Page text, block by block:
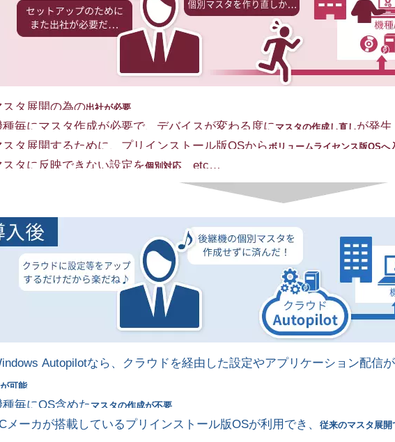
スタ展開の為の出社が必要
種毎にマスタ作成が必要で、デバイスが変わる度に マスタの作成し直しが発生
スタ展開するために、プリインストール版OSからボリュームライセンス版OSへ
スタに反映できない設定を個別対応 etc…
Autopilotなら、クラウドを経由した設定やアプリケーション配信
可能
種毎にOS含めた マスタの作成が不要
メーカが搭載しているプリインストール版OSが利用でき、 従来のマスタ展